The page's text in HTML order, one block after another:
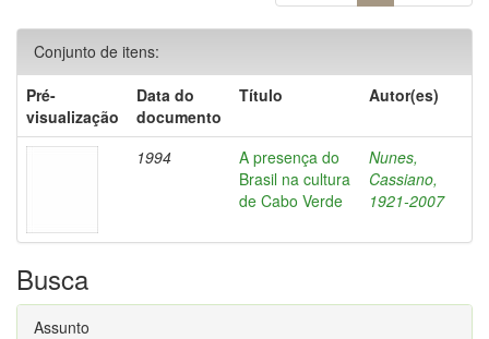
Conjunto de itens:
Pré-
visualização
Data do
documento
Título Autor(es)
1994
A presença do
Brasil na cultura
de Cabo Verde
Nunes,
Cassiano,
1921-2007
Busca
Assunto